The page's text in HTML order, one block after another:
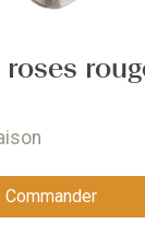
Commander